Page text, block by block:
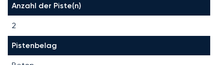
Anzahl der Piste(n)
2
Pistenbelag